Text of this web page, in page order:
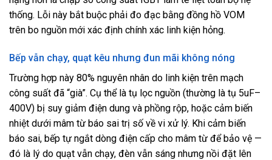
thống. Lỗi này bắt buộc phải đo đạc bằng đồng hồ VOM
trên bo nguồn mới xác định chính xác linh kiện hỏng.
Bếp vẫn chạy, quạt kêu nhưng đun mãi không nóng
Trường hợp này 80% nguyên nhân do linh kiện trên mạch
công suất đã “già”. Cụ thể là tụ lọc nguồn (thường là tụ 5uF–
400V) bị suy giảm điện dung và phồng rộp, hoặc cảm biến
nhiệt dưới mâm từ báo sai trị số về vi xử lý. Khi cảm biến
báo sai, bếp tự ngắt dòng điện cấp cho mâm từ để bảo vệ —
đó là lý do quạt vẫn chạy, đèn vẫn sáng nhưng nồi đặt lên